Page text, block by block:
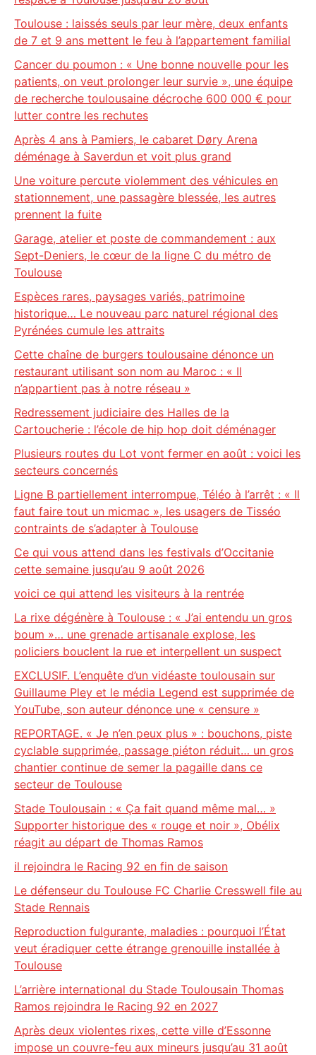
Toulouse : laissés seuls par leur mère, deux enfants
de 7 et 9 ans mettent le feu à l’appartement familial
Cancer du poumon : « Une bonne nouvelle pour les
patients, on veut prolonger leur survie », une équipe
de recherche toulousaine décroche 600 000 € pour
lutter contre les rechutes
Après 4 ans à Pamiers, le cabaret Døry Arena
déménage à Saverdun et voit plus grand
Une voiture percute violemment des véhicules en
stationnement, une passagère blessée, les autres
prennent la fuite
Garage, atelier et poste de commandement : aux
Sept-Deniers, le cœur de la ligne C du métro de
Toulouse
Espèces rares, paysages variés, patrimoine
historique… Le nouveau parc naturel régional des
Pyrénées cumule les attraits
Cette chaîne de burgers toulousaine dénonce un
restaurant utilisant son nom au Maroc : « Il
n’appartient pas à notre réseau »
Redressement judiciaire des Halles de la
Cartoucherie : l’école de hip hop doit déménager
Plusieurs routes du Lot vont fermer en août : voici les
secteurs concernés
Ligne B partiellement interrompue, Téléo à l’arrêt : « Il
faut faire tout un micmac », les usagers de Tisséo
contraints de s’adapter à Toulouse
Ce qui vous attend dans les festivals d’Occitanie
cette semaine jusqu’au 9 août 2026
voici ce qui attend les visiteurs à la rentrée
La rixe dégénère à Toulouse : « J’ai entendu un gros
boum »… une grenade artisanale explose, les
policiers bouclent la rue et interpellent un suspect
EXCLUSIF. L’enquête d’un vidéaste toulousain sur
Guillaume Pley et le média Legend est supprimée de
YouTube, son auteur dénonce une « censure »
REPORTAGE. « Je n’en peux plus » : bouchons, piste
cyclable supprimée, passage piéton réduit… un gros
chantier continue de semer la pagaille dans ce
secteur de Toulouse
Stade Toulousain : « Ça fait quand même mal… »
Supporter historique des « rouge et noir », Obélix
réagit au départ de Thomas Ramos
il rejoindra le Racing 92 en fin de saison
Le défenseur du Toulouse FC Charlie Cresswell file au
Stade Rennais
Reproduction fulgurante, maladies : pourquoi l’État
veut éradiquer cette étrange grenouille installée à
Toulouse
L’arrière international du Stade Toulousain Thomas
Ramos rejoindra le Racing 92 en 2027
Après deux violentes rixes, cette ville d’Essonne
impose un couvre-feu aux mineurs jusqu’au 31 août